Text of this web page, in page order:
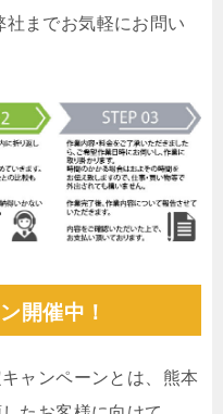
社までお気軽にお問い
開催中！
ャンペーンとは、熊本